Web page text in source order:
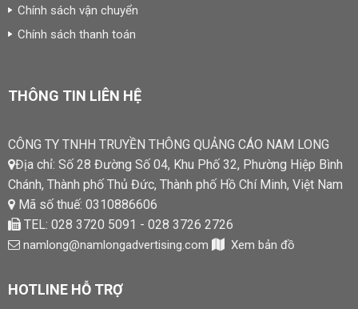
Chính sách vận chuyển
Chính sách thanh toán
THÔNG TIN LIÊN HỆ
CÔNG TY TNHH TRUYỀN THÔNG QUẢNG CÁO NAM LONG
Địa chỉ: Số 28 Đường Số 04, Khu Phố 32, Phường Hiệp Bình
Chánh, Thành phố Thủ Đức, Thành phố Hồ Chí Minh, Việt Nam
Mã số thuế: 0310886606
TEL: 028 3720 5091 - 028 3726 2726
namlong@namlongadvertising.com Xem bản đồ
HOTLINE HỖ TRỢ